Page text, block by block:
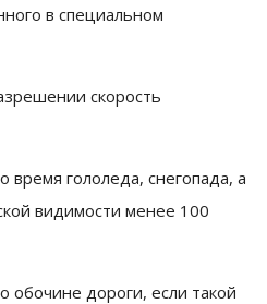
в специальном
скорость
гололеда, снегопада, а
видимости менее 100
обочине дороги, если такой